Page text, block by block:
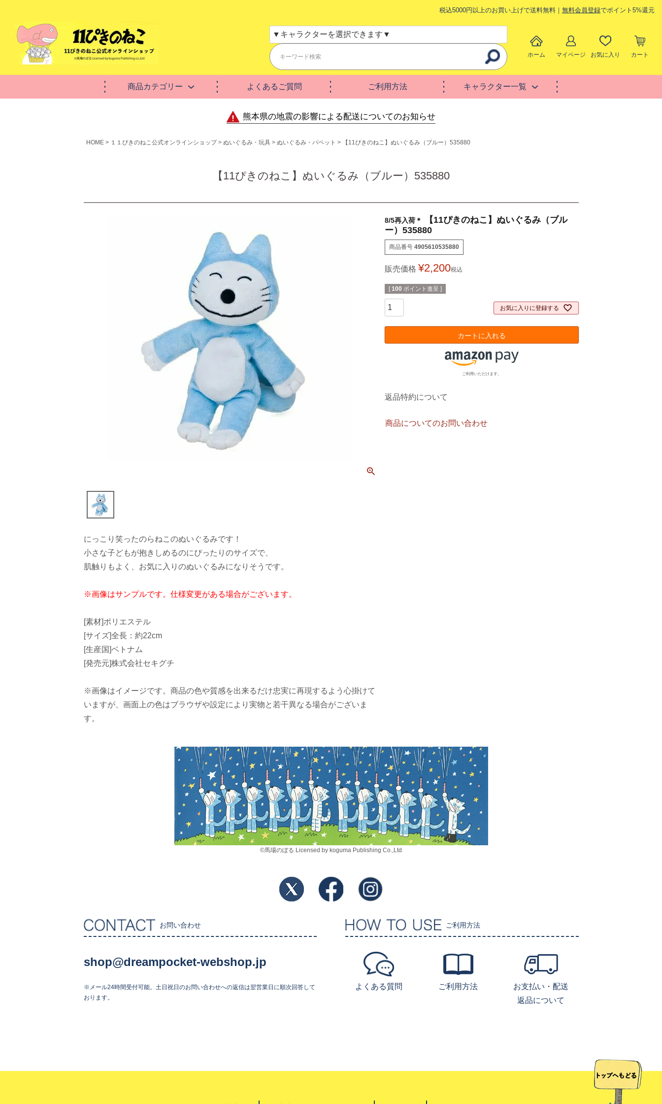
税込5000円以上のお買い上げで送料無料｜ 無料会員登録でポイント5%還元
ホーム マイページ お気に入り カート
商品カテゴリー よくあるご質問 ご利用方法 キャラクター一覧
熊本県の地震の影響による配送についてのお知らせ
HOME １１ぴきのねこ公式オンラインショップ ぬいぐるみ・玩具 ぬいぐるみ・パペット 【11ぴきのねこ】ぬいぐるみ（ブルー）535880
【11ぴきのねこ】ぬいぐるみ（ブルー）535880
8/5再入荷＊
【11ぴきのねこ】ぬいぐるみ（ブル
ー）535880
商品番号 4905610535880
販売価格 ¥2,200税込
[ 100 ポイント進呈 ]
お気に入りに登録する
カートに入れる
ご利用いただけます。
返品特約について
商品についてのお問い合わせ
にっこり笑ったのらねこのぬいぐるみです！
小さな子どもが抱きしめるのにぴったりのサイズで、
肌触りもよく、お気に入りのぬいぐるみになりそうです。
※画像はサンプルです。仕様変更がある場合がございます。
[素材]ポリエステル
[サイズ]全長：約22cm
[生産国]ベトナム
[発売元]株式会社セキグチ
※画像はイメージです。商品の色や質感を出来るだけ忠実に再現するよう心掛けて
いますが、画面上の色はブラウザや設定により実物と若干異なる場合がございま
す。
©馬場のぼる Licensed by koguma Publishing Co.,Ltd
お問い合わせ
shop@dreampocket-webshop.jp
※メール24時間受付可能。土日祝日のお問い合わせへの返信は翌営業日に順次回答して
おります。
ご利用方法
よくある質問 ご利用方法
お支払い・配送
返品について